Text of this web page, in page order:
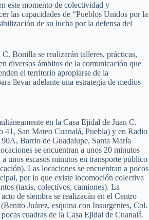
este momento de colectividad y
las capacidades de “Pueblos Unidos por la
de su lucha por la defensa del
Bonilla se realizarán talleres, prácticas,
diversos ámbitos de la comunicación que
el territorio apropiarse de la
llevar adelante una estrategia de medios
en la Casa Ejidal de Juan C.
41, San Mateo Cuanalá, Puebla) y en Radio
Barrio de Guadalupe, Santa María
se encuentran a unos 20 minutos
unos escasos minutos en transporte público
Las locaciones se encuentran a pocos
por lo que existe locomoción colectiva
(taxis, colectivos, camiones). La
de siembra se realizacán en el Centro
Juárez, esquina con Insurgentes, Col.
cuadras de la Casa Ejidal de Cuanalá.